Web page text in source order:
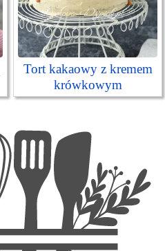
Tort kakaowy z kremem
krówkowym